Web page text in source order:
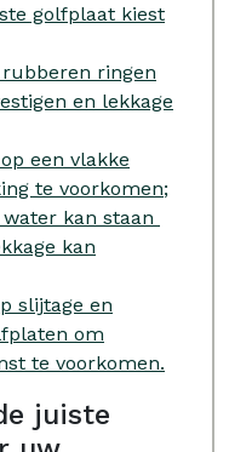
golfplaat kiest
ringen
en lekkage
een vlakke
te voorkomen;
kan staan
kan
slijtage en
om
te voorkomen.
juiste